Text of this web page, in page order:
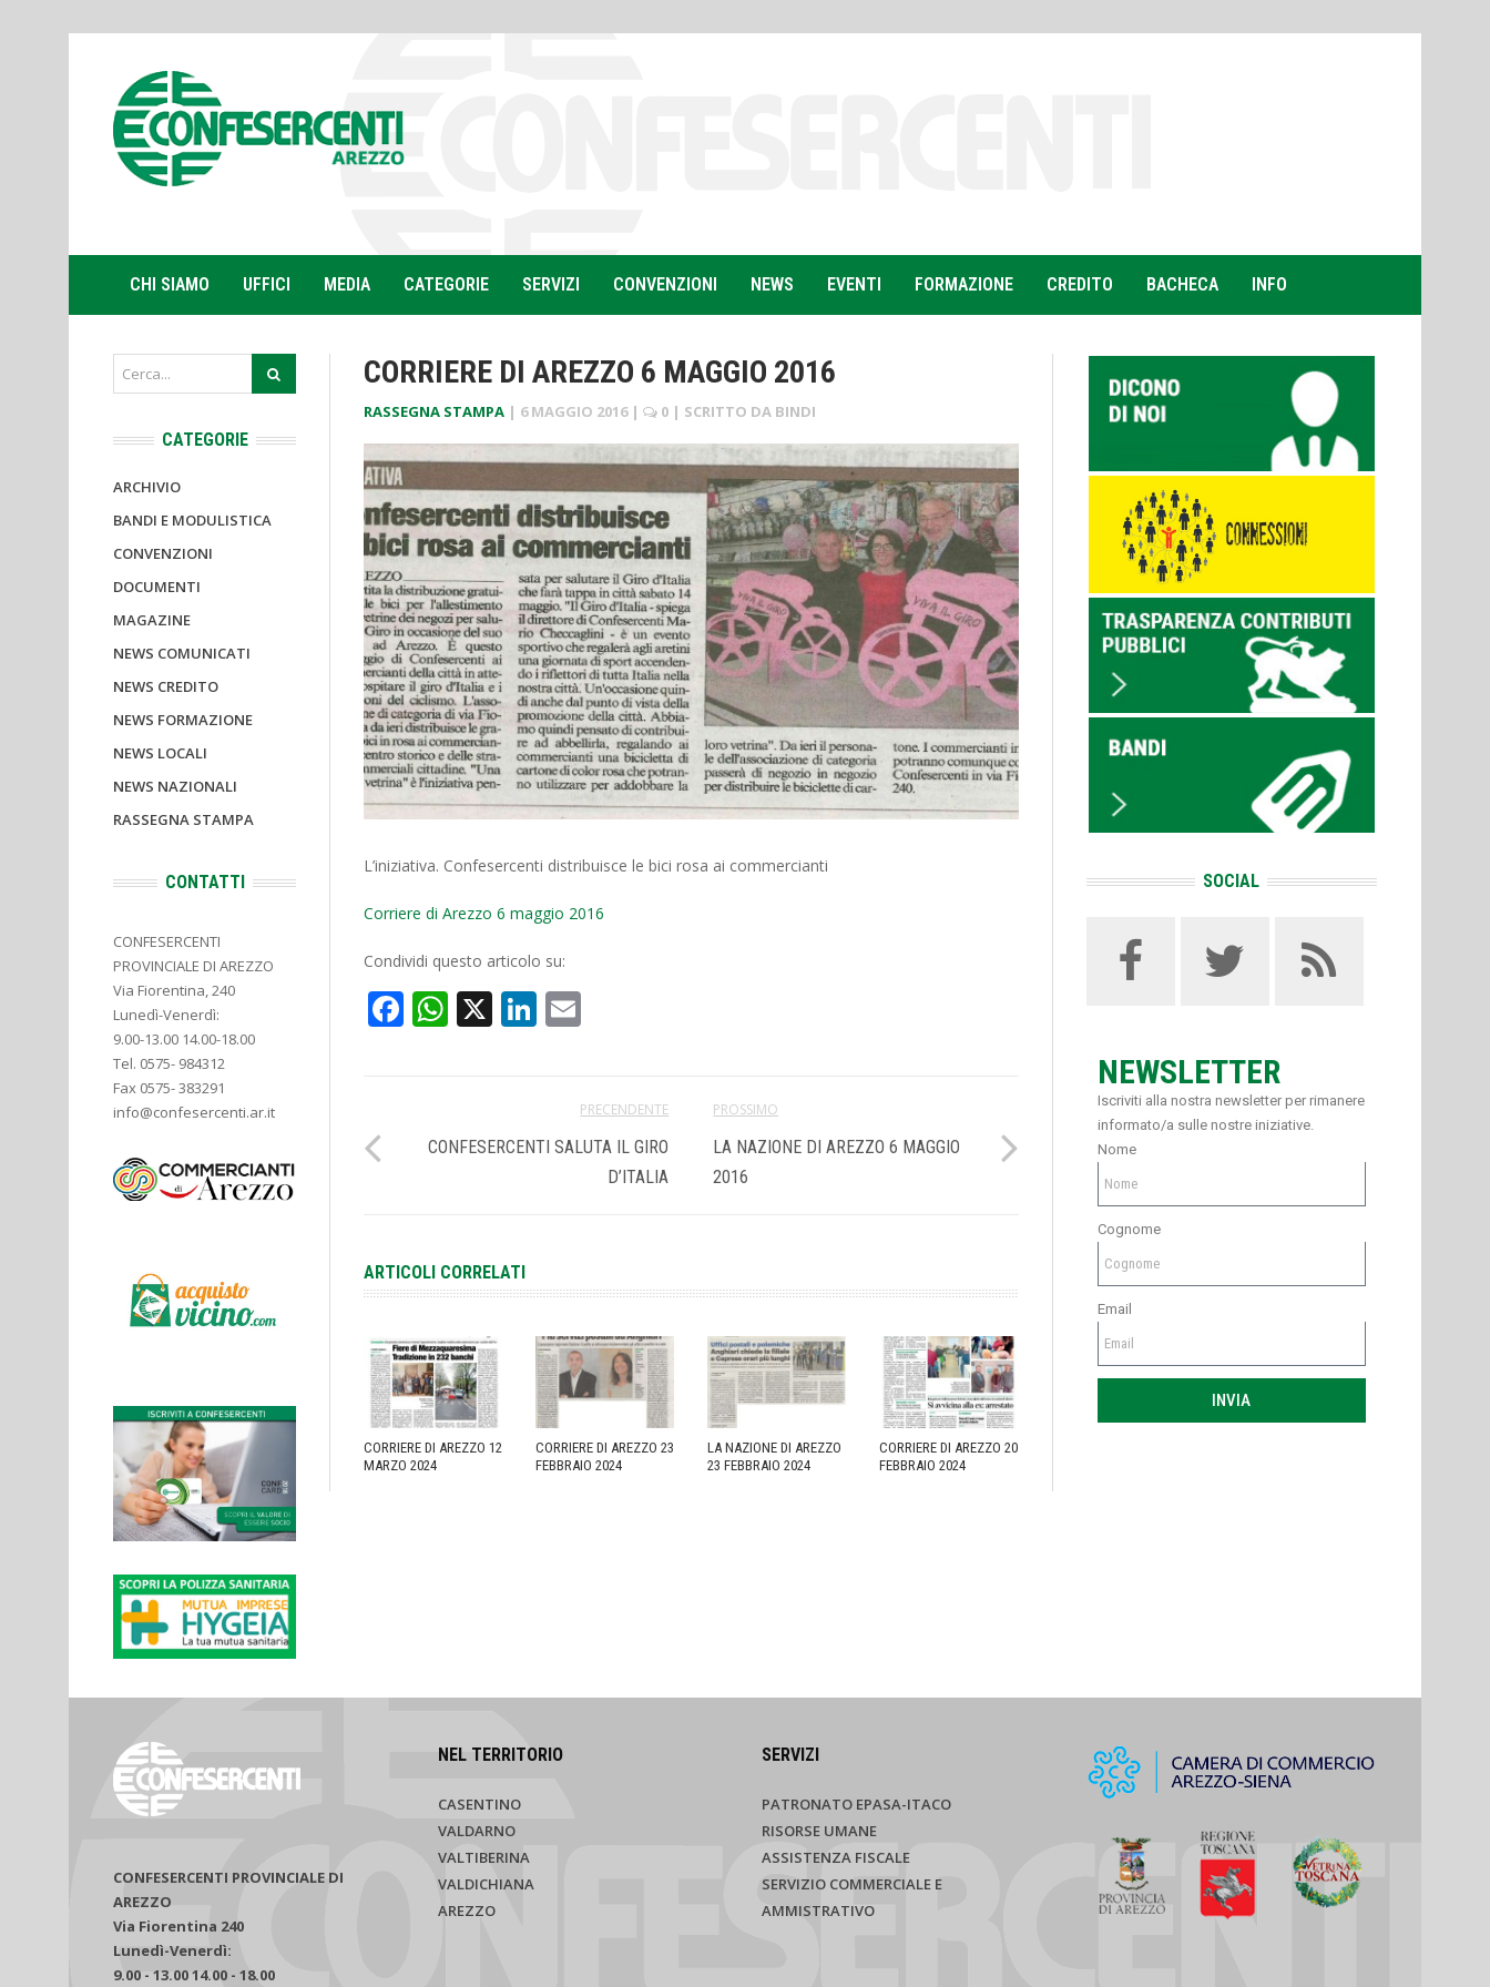
CHI SIAMO UFFICI MEDIA CATEGORIE SERVIZI CONVENZIONI NEWS EVENTI FORMAZIONE CREDITO BACHECA INFO
CORRIERE DI AREZZO 6 MAGGIO 2016
RASSEGNA STAMPA | 6 MAGGIO 2016 | 0 | SCRITTO DA BINDI
L’iniziativa. Confesercenti distribuisce le bici rosa ai commercianti
Corriere di Arezzo 6 maggio 2016
Condividi questo articolo su:
Facebook
WhatsApp
X LinkedIn
PRECENDENTE
CONFESERCENTI SALUTA IL GIRO
D’ITALIA
PROSSIMO
LA NAZIONE DI AREZZO 6 MAGGIO
2016
ARTICOLI CORRELATI
CORRIERE DI AREZZO 12
MARZO 2024
CORRIERE DI AREZZO 23
FEBBRAIO 2024
LA NAZIONE DI AREZZO
23 FEBBRAIO 2024
CORRIERE DI AREZZO 20
FEBBRAIO 2024
CATEGORIE
ARCHIVIO
BANDI E MODULISTICA
CONVENZIONI
DOCUMENTI
MAGAZINE
NEWS COMUNICATI
NEWS CREDITO
NEWS FORMAZIONE
NEWS LOCALI
NEWS NAZIONALI
RASSEGNA STAMPA
CONTATTI
CONFESERCENTI
PROVINCIALE DI AREZZO
Via Fiorentina, 240
Lunedì-Venerdì:
9.00-13.00 14.00-18.00
Tel. 0575- 984312
Fax 0575- 383291
info@confesercenti.ar.it
SOCIAL
NEWSLETTER
Iscriviti alla nostra newsletter per rimanere
informato/a sulle nostre iniziative.
Nome
Cognome
Email
INVIA
CONFESERCENTI PROVINCIALE DI
AREZZO
Via Fiorentina 240
Lunedì-Venerdì:
9.00 - 13.00 14.00 - 18.00
NEL TERRITORIO
CASENTINO
VALDARNO
VALTIBERINA
VALDICHIANA
AREZZO
SERVIZI
PATRONATO EPASA-ITACO
RISORSE UMANE
ASSISTENZA FISCALE
SERVIZIO COMMERCIALE E
AMMISTRATIVO